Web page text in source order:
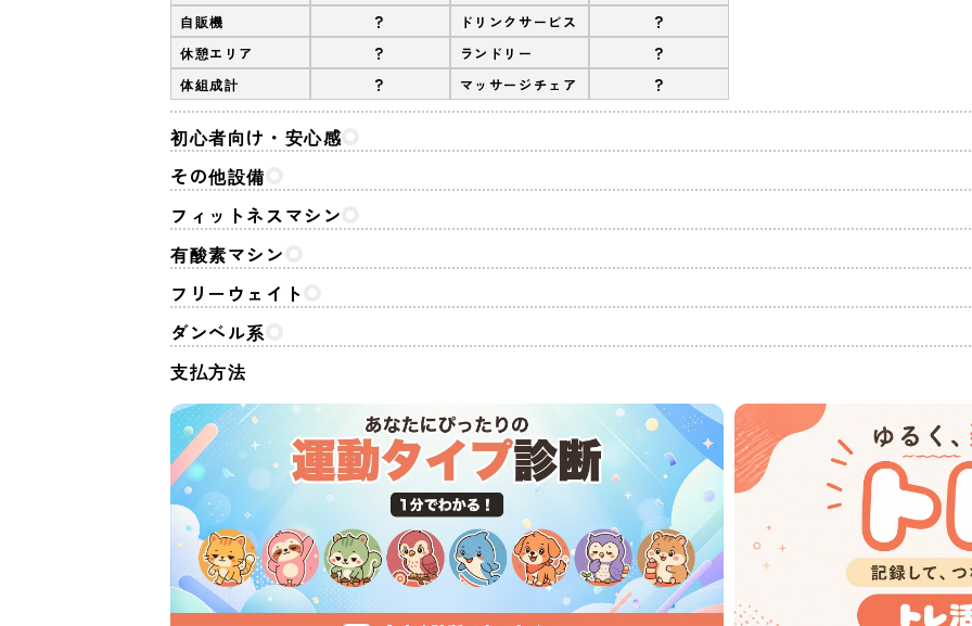
自販機 ? ドリンクサービス ?
休憩エリア ? ランドリー ?
体組成計 ? マッサージチェア ?
初心者向け・安心感
その他設備
フィットネスマシン
有酸素マシン
フリーウェイト
ダンベル系
支払方法